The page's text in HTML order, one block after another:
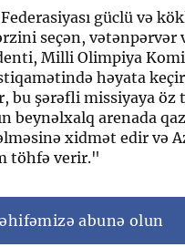
güclü və
seçən, vətənpərvər
Milli Olimpiya
həyata
bu şərəfli missiyaya öz
beynəlxalq arenada
xidmət edir və
töhfə verir."
abunə olun